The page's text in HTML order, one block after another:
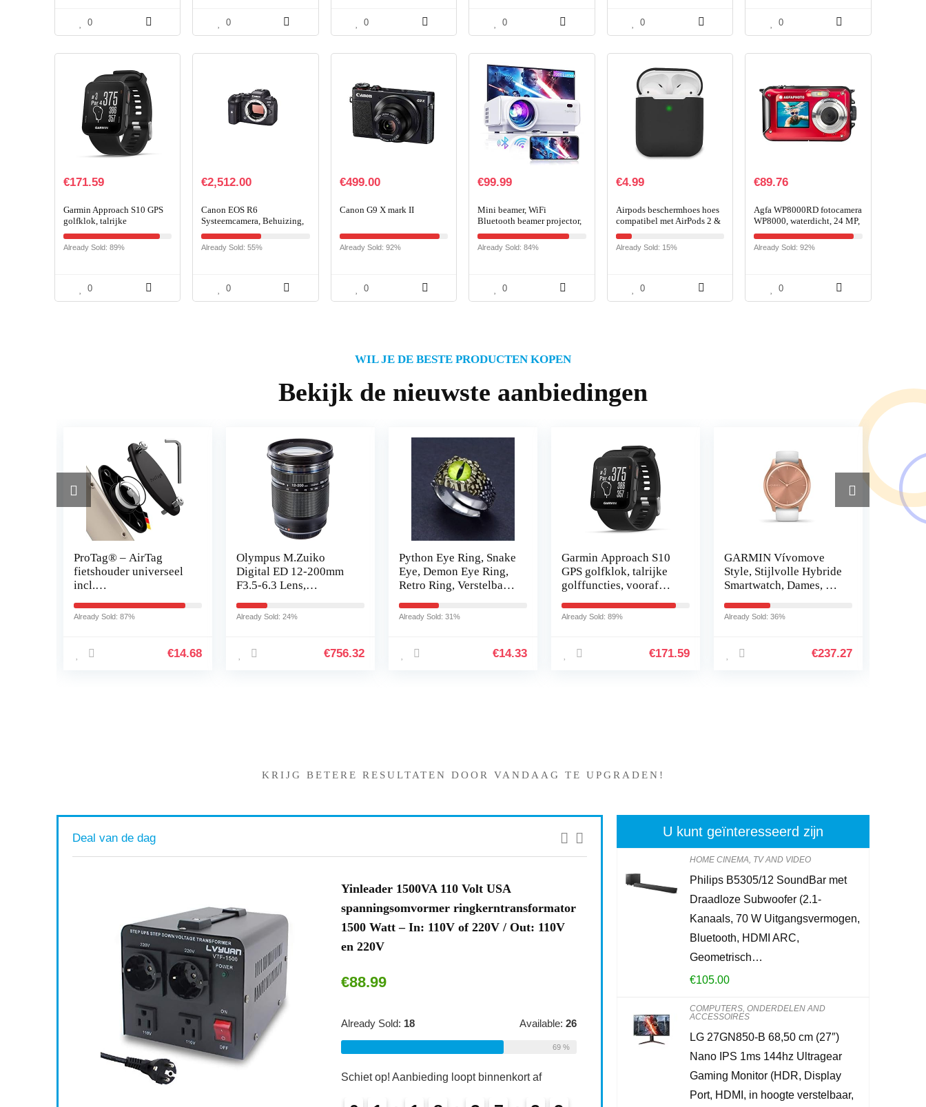
0 0 0
mensen (Rood)
0 0 0
€171.59
Garmin Approach S10 GPS
golfklok, talrijke
golffuncties, vooraf
geïnstalleerde
golfplaatkaarten,
Already Sold: 89%
0
€2,512.00
Canon EOS R6
Systeemcamera, Behuizing,
Zonder Lens, 20,1 MP,
DIGIC X, 4K UHD, 5-Assige
Beeldstabilisator, Vari-Angle
Already Sold: 55%
0
€499.00
Canon G9 X mark II
Already Sold: 92%
0
€99.99
Mini beamer, WiFi
Bluetooth beamer projector,
beamer 7000 lumen Full HD
120″, ondersteuning 1080P
Full HD multimedia-
Already Sold: 84%
0
€4.99
Airpods beschermhoes hoes
compatibel met AirPods 2 &
1, KOKOKA siliconen
AirPods beschermhoes hoes
[LED aan de voorzijde…
Already Sold: 15%
0
€89.76
Agfa WP8000RD fotocamera
WP8000, waterdicht, 24 MP,
rood
Already Sold: 92%
0
WIL JE DE BESTE PRODUCTEN KOPEN
Bekijk de nieuwste aanbiedingen
ProTag® – AirTag
fietshouder universeel
incl.
ultralicht 12,7 g |
Already Sold: 87%
€14.68
Olympus M.Zuiko
Digital ED 12-200mm
F3.5-6.3 Lens,
Geschikt Voor Alle
Pen…
Already Sold: 24%
€756.32
Python Eye Ring, Snake
Eye, Demon Eye Ring,
Retro Ring, Verstelbare
Handgemaakte Punk,
Already Sold: 31%
€14.33
Garmin Approach S10
GPS golfklok, talrijke
golffuncties, vooraf
golfplaatkaarten,
Already Sold: 89%
€171.59
GARMIN Vívomove
Style, Stijlvolle Hybride
Smartwatch, Dames, 2
Kleurendisplays, Sport-
Already Sold: 36%
€237.27
KRIJG BETERE RESULTATEN DOOR VANDAAG TE UPGRADEN!
Deal van de dag
Yinleader 1500VA 110 Volt USA
spanningsomvormer ringkerntransformator
1500 Watt – In: 110V of 220V / Out: 110V
en 220V
€88.99
Already Sold: 18 Available: 26
69 %
Schiet op! Aanbieding loopt binnenkort af
met
U kunt geïnteresseerd zijn
HOME CINEMA, TV AND VIDEO
Philips B5305/12 SoundBar met
Draadloze Subwoofer (2.1-
Kanaals, 70 W Uitgangsvermogen,
Bluetooth, HDMI ARC,
Geometrisch…
€105.00
COMPUTERS, ONDERDELEN AND
ACCESSOIRES
LG 27GN850-B 68,50 cm (27″)
Nano IPS 1ms 144hz Ultragear
Gaming Monitor (HDR, Display
Port, HDMI, in hoogte verstelbaar,